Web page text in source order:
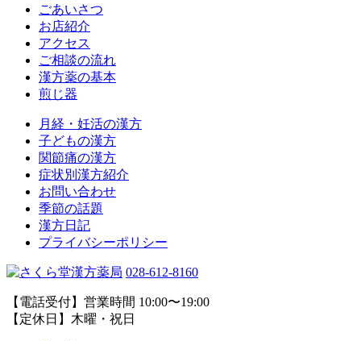
ごあいさつ
お店紹介
アクセス
ご相談の流れ
漢方薬の基本
煎じ器
月経・妊活の漢方
子どもの漢方
関節痛の漢方
症状別漢方紹介
お問い合わせ
季節の話題
漢方日記
プライバシーポリシー
028-612-8160
【電話受付】営業時間 10:00〜19:00
【定休日】木曜・祝日